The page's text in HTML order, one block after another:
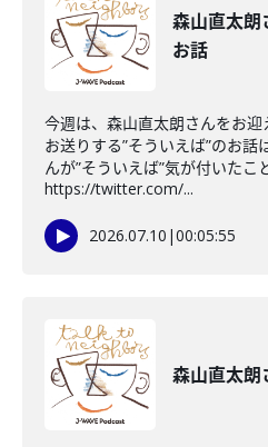
森山直太朗
お話
今週は、森山直太朗さんをお
お送りする”そういえば”のお
んが”そういえば”気が付いたこ
https://twitter.com/...
2026.07.10 |00:05:55
森山直太朗